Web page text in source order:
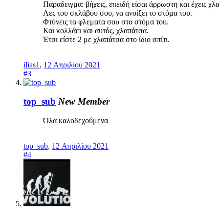
Παραδειγμα: βήχεις, επειδή είσαι άρρωστη και έχεις
Λες του σκλάβου σου, να ανοίξει το στόμα του.
Φτύνεις τα φλεματα σου στο στόμα του.
Και κολλάει και αυτός, χλαπάτσα.
Έτσι είστε 2 με χλαπάτσα στο ίδιο σπίτι.
ilias1 , 12 Απριλίου 2021
#3
top_sub New Member
Όλα καλοδεχούμενα
top_sub, 12 Απριλίου 2021
#4